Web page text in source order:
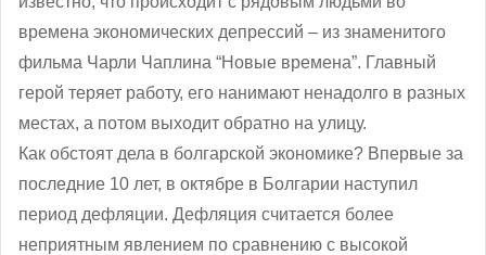
времена экономических депрессий – из знаменитого
фильма Чарли Чаплина “Новые времена”. Главный
герой теряет работу, его нанимают ненадолго в разных
местах, а потом выходит обратно на улицу.
Как обстоят дела в болгарской экономике? Впервые за
последние 10 лет, в октябре в Болгарии наступил
период дефляции. Дефляция считается более
неприятным явлением по сравнению с высокой